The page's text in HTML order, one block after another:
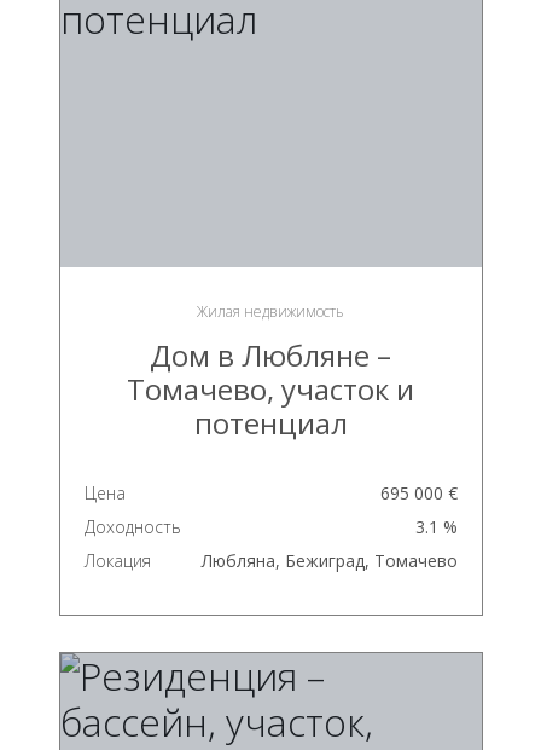
Жилая недвижимость
Дом в Любляне –
Томачево, участок и
потенциал
Цена
695 000 €
Доходность
3.1 %
Локация
Любляна, Бежиград, Томачево